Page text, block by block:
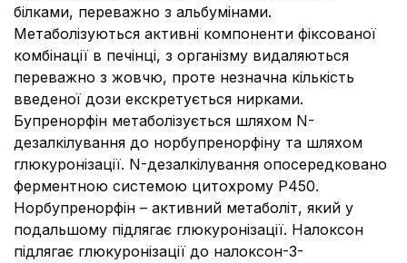
білками, переважно з альбумінами.
Метаболізуються активні компоненти фіксованої
комбінації в печінці, з організму видаляються
переважно з жовчю, проте незначна кількість
введеної дози екскретується нирками.
Бупренорфін метаболізується шляхом N-
дезалкілування до норбупренорфіну та шляхом
глюкуронізації. N-дезалкілування опосередковано
ферментною системою цитохрому P450.
Норбупренорфін – активний метаболіт, який у
подальшому підлягає глюкуронізації. Налоксон
підлягає глюкуронізації до налоксон-3-